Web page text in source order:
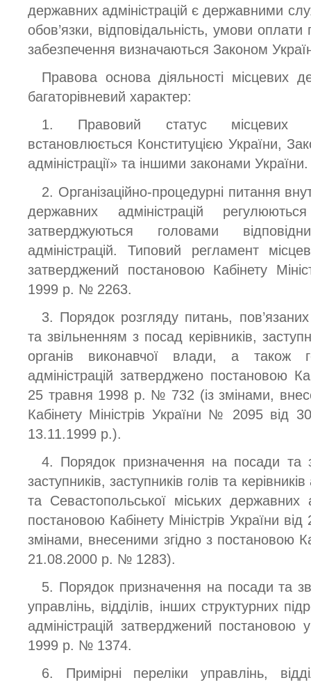
державних адміністрацій є державними
обов’язки, відповідальність, умови оплати
забезпечення визначаються Законом
Правова основа діяльності місцевих
багаторівневий характер:
1. Правовий статус місцевих
встановлюється Конституцією України,
адміністрації» та іншими законами України.
2. Організаційно-процедурні питання
державних адміністрацій
затверджуються головами
адміністрацій. Типовий регламент
затверджений постановою Кабінету
1999 р. № 2263.
3. Порядок розгляду питань,
та звільненням з посад керівників,
органів виконавчої влади, а також
адміністрацій затверджено постановою
25 травня 1998 р. № 732 (із змінами,
Кабінету Міністрів України № 2095
13.11.1999 р.).
4. Порядок призначення на посади та
заступників, заступників голів та
та Севастопольської міських державних
постановою Кабінету Міністрів України
змінами, внесеними згідно з постановою
21.08.2000 р. № 1283).
5. Порядок призначення на посади та
управлінь, відділів, інших структурних
адміністрацій затверджений
1999 р. № 1374.
6. Примірні переліки управлінь,